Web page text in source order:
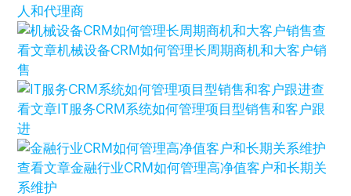
人和代理商
查
看文章机械设备CRM如何管理长周期商机和大客户销
售
查
看文章 IT服务CRM系统如何管理项目型销售和客户跟
进
查看文章金融行业CRM如何管理高净值客户和长期关
系维护